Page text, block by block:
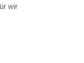
wir